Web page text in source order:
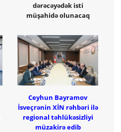
dərəcəyədək isti
müşahidə olunacaq
Ceyhun Bayramov
İsveçrənin XİN rəhbəri ilə
regional təhlükəsizliyi
müzakirə edib